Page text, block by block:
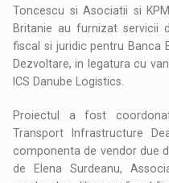
Toncescu si Asociatii si
Britanie au furnizat servicii
fiscal si juridic pentru Banca
Dezvoltare, in legatura cu
ICS Danube Logistics.
Proiectul a fost
Transport Infrastructure
componenta de vendor due
de Elena Surdeanu,